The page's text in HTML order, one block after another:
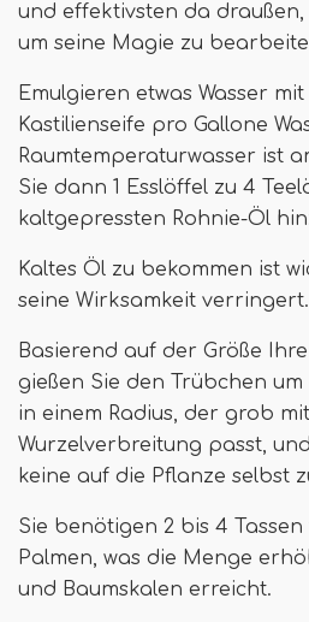
und effektivsten da
um seine Magie zu
Emulgieren etwas Wasser
Kastilienseife pro Gallone
Raumtemperaturwasser ist
Sie dann 1 Esslöffel zu 4
kaltgepressten Rohnie-Öl
Kaltes Öl zu bekommen ist
seine Wirksamkeit verringert.
Basierend auf der Größe
gießen Sie den Trübchen
in einem Radius, der grob
Wurzelverbreitung passt,
keine auf die Pflanze selbst
Sie benötigen 2 bis 4
Palmen, was die Menge
und Baumskalen erreicht.